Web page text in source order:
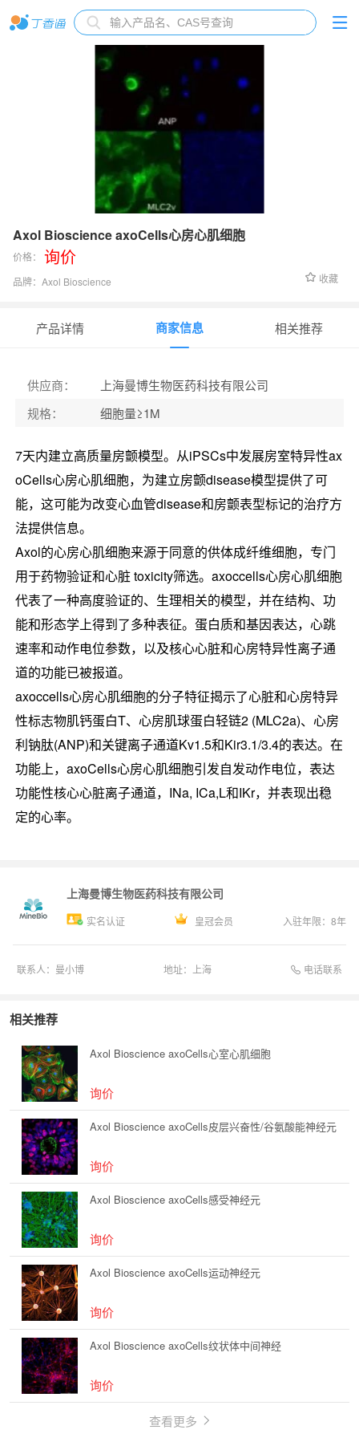
Axol Bioscience axoCells心房心肌细胞
价格： 询价
品牌： Axol Bioscience 收藏
产品详情 商家信息 相关推荐
供应商：
上海曼博生物医药科技有限公司
规格： 细胞量≥1M
7天内建立高质量房颤模型。从iPSCs中发展房室特异性ax
oCells心房心肌细胞，为建立房颤disease模型提供了可
能，这可能为改变心血管disease和房颤表型标记的治疗方
法提供信息。
Axol的心房心肌细胞来源于同意的供体成纤维细胞，专门
用于药物验证和心脏 toxicity筛选。axoccells心房心肌细胞
代表了一种高度验证的、生理相关的模型，并在结构、功
能和形态学上得到了多种表征。 蛋白质和基因表达，心跳
速率和动作电位参数，以及核心心脏和心房特异性离子通
道的功能已被报道。
axoccells心房心肌细胞的分子特征揭示了心脏和心房特异
性标志物肌钙蛋白T、心房肌球蛋白轻链2 (MLC2a)、心房
利钠肽(ANP)和关键离子通道Kv1.5和Kir3.1/3.4的表达。在
功能上，axoCells心房心肌细胞引发自发动作电位，表达
功能性核心心脏离子通道，INa, ICa,L和IKr，并表现出稳
定的心率。
上海曼博生物医药科技有限公司
实名认证 皇冠会员 入驻年限： 8年
联系人： 曼小博 地址： 上海 电话联系
相关推荐
Axol Bioscience axoCells心室心肌细胞
询价
Axol Bioscience axoCells皮层兴奋性/谷氨酸能神经元
询价
Axol Bioscience axoCells感受神经元
询价
Axol Bioscience axoCells运动神经元
询价
Axol Bioscience axoCells纹状体中间神经
询价
查看更多